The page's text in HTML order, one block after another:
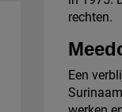
rechten.
Een